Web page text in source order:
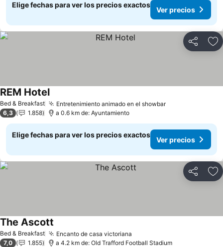
Elige fechas para ver los precios exactos
Ver precios
Compartir
Bed & Breakfast Entretenimiento animado en el showbar
REM Hotel
6,3 1.858 a 0.6 km de: Ayuntamiento
Elige fechas para ver los precios exactos
Ver precios
Compartir
Bed & Breakfast Encanto de casa victoriana
The Ascott
7,0 1.855 a 4.2 km de: Old Trafford Football Stadium